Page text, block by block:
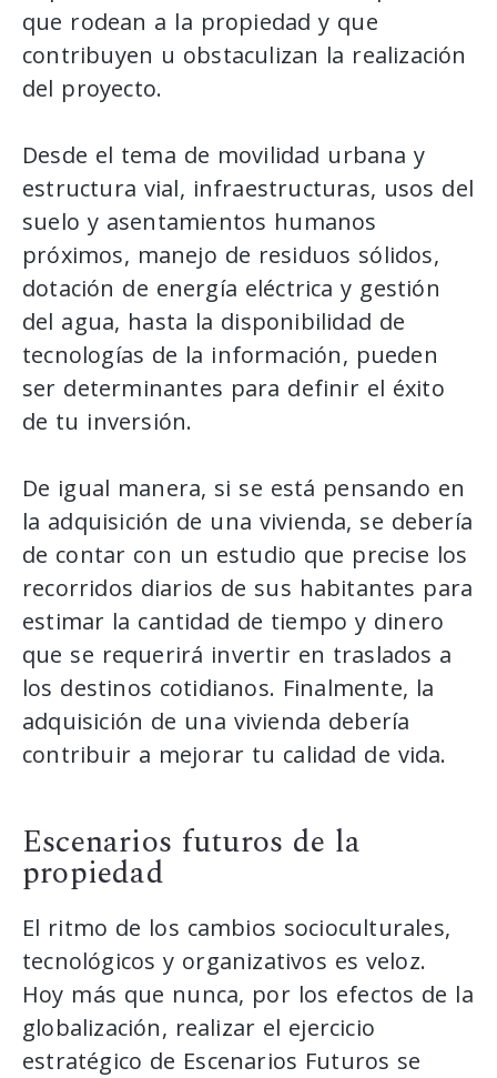
que rodean a la propiedad y que
contribuyen u obstaculizan la realización
del proyecto.
Desde el tema de movilidad urbana y
estructura vial, infraestructuras, usos del
suelo y asentamientos humanos
próximos, manejo de residuos sólidos,
dotación de energía eléctrica y gestión
del agua, hasta la disponibilidad de
tecnologías de la información, pueden
ser determinantes para definir el éxito
de tu inversión.
De igual manera, si se está pensando en
la adquisición de una vivienda, se debería
de contar con un estudio que precise los
recorridos diarios de sus habitantes para
estimar la cantidad de tiempo y dinero
que se requerirá invertir en traslados a
los destinos cotidianos. Finalmente, la
adquisición de una vivienda debería
contribuir a mejorar tu calidad de vida.
Escenarios futuros de la
propiedad
El ritmo de los cambios socioculturales,
tecnológicos y organizativos es veloz.
Hoy más que nunca, por los efectos de la
globalización, realizar el ejercicio
estratégico de Escenarios Futuros se